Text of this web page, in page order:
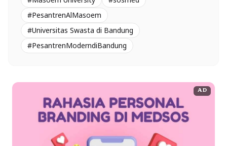
#PesantrenAlMasoem
#Universitas Swasta di Bandung
#PesantrenModerndiBandung
AD